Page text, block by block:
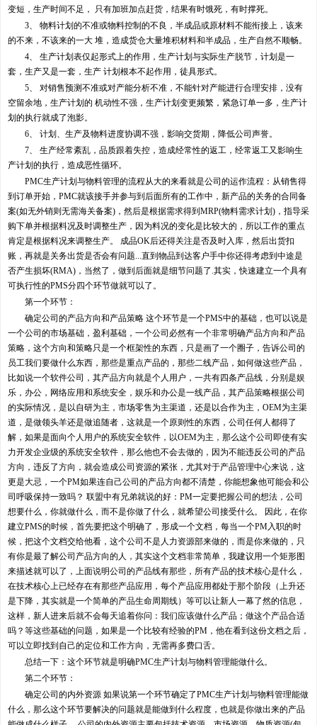
变短，生产时间不足， 只有加班加点赶货，结果有时饿死，有时撑死。
3、 物料计划的不准或物料控制的不良，半成品或原材料不能衔接上，该来
的不来，不该来的一大 堆，造成货仓大量堆积材料和半成品，生产自然不顺畅。
4、 生产计划表仅起形式上的作用，生产计划与实际生产脱节，计划是一
套，生产又是一套，生产 计划根本不起作用，徒具形式。
5、 对销售预测不准或对产能分析不准，不能针对产能进行合理安排，没有
空留余地，生产计划的 机动性不强，生产计划变更频繁，紧急订单一多，生产计
划的执行就成了泡影。
6、 计划、生产及物料进度协调不强，影响交货期，降低公司声誉。
7、 生产经常紊乱，品质跟着失控，造成经常性的返工，经常返工又影响生
产计划的执行，造成恶性循环。
PMC生产计划与物料管理的流程从大的来看就是公司的运作流程：从销售得
到订单开始，PMC就该接手并参与到后面所有的工作中，新产品的关务的合同备
案(如无外销则无需海关备案)，然后是根据需求得到MRP(物料需求计划)，指导采
购下单并根据料况及时调整生产，因为料况的变化是比较大的，所以工作的重点
肯定是根据料况来调整生产。 成品OK后还得关注是否及时入库，然后出货扣
账，再就是关务出货是否会有问题...直到物品到达客户手中你还得考虑到中途是
否产生损坏(RMA)，当然了，做到后面就是细节问题了.其实，快速建立一个具有
可执行性的PMS分四个环节做就可以了。
第一个环节：
确定公司的产品方向和产品策略 这个环节是一个PMS中的基础，也可以说是
一个公司的市场基础，盈利基础，一个公司必然有一个非常明确产品方向和产品
策略，这个方向和策略只是一个框架性的东西，只是画了一个圈子，告诉公司的
员工我们要做什么东西，那些是重点产品的，那些二线产品，如何做这些产品，
比如说一个软件公司，其产品方向就是个人用户，一共有四条产品线，分别是娱
乐，办公，网络应用和系统安全，娱乐和办公是一线产品，其产品策略根据公司
的实际情况，是以自研为主，市场零售为主渠道，还是以合作为主，OEM为主渠
道，是做领头羊还是做追随者，这就是一个原则性的东西，公司任何人都得了
解，如果是面向个人用户的系统安全软件，以OEM为主，那么这个公司即使有实
力开发企业级的系统安全软件，那么他也不会去做的，因为不能违反公司的产品
方向，违反了方向，就会造成公司资源的紧张，尤其对于产品管理中心来说，这
更是大忌，一个PM如果连自己公司的产品方向都不清楚，你能想象他可能会和公
司呼吸保持一致吗？ 联盟中有兄弟就说的好：PM一定要把握公司的想法，公司
想要什么，你就做什么，而不是你做了什么，就希望公司接受什么。 因此，在你
建立PMS的时候，首先要把这个明确了，形成一个文档，每当一个PM入职的时
候，把这个文档交给他看，这个公司不是人力资源部来做的，而是你来做的，只
有你是最了解公司产品方向的人，其实这个文档非常简单，我建议用一个矩形图
来描述就可以了，上面说明公司的产品线有那些，所有产品的技术核心是什么，
在技术核心上已经存在有那些产品应用，每个产品应用都处于那个阶段（上升还
是下降，其实就是一个简单的产品生命周期线）等可以让新人一幕了然的信息，
这样，新人进来后就不会每天追着你问：我们应该做什么产品；做这个产品合适
吗？等这些基础的问题，如果是一个比较有经验的PM，他在看到这份文档之后，
可以立即找到自己的定位和工作方向，无需再多费口舌。
总结一下：这个环节就是明确PMC生产计划与物料管理能做什么。
第二个环节：
确定公司的内外资源 如果说第一个环节确定了PMC生产计划与物料管理能做
什么，那么这个环节要解决的问题就是能做到什么程度，也就是你做出来的产品